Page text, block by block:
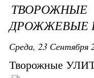
ДРОЖЖЕВЫЕ
Среда, 23 Сентября
Творожные